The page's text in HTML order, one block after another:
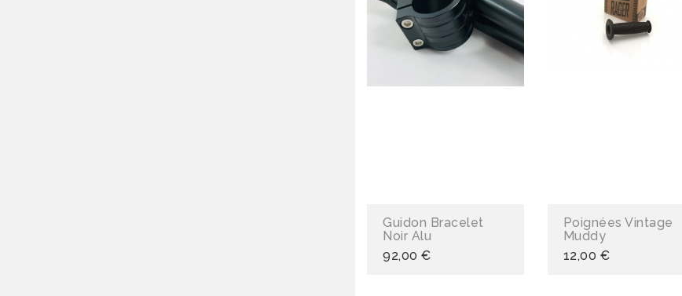
Guidon Bracelet
Noir Alu
92,00 €
Poignées Vintage
Muddy
12,00 €